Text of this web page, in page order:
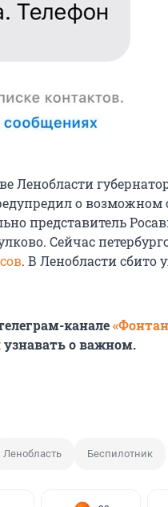
Ленобласти
о
представитель
Сейчас
. В Ленобласти сбито
канале
о важном.
Ленобласть Беспилотник